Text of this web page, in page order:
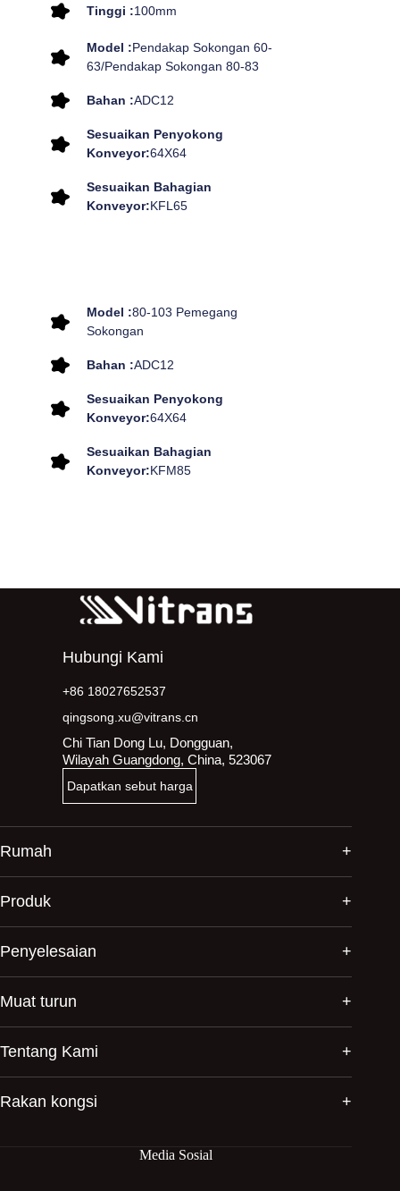
Tinggi :100mm
Model :Pendakap Sokongan 60-
63/Pendakap Sokongan 80-83
Bahan :ADC12
Sesuaikan Penyokong
Konveyor:64X64
Sesuaikan Bahagian
Konveyor:KFL65
Model :80-103 Pemegang
Sokongan
Bahan :ADC12
Sesuaikan Penyokong
Konveyor:64X64
Sesuaikan Bahagian
Konveyor:KFM85
Hubungi Kami
+86 18027652537
qingsong.xu@vitrans.cn
Chi Tian Dong Lu, Dongguan,
Wilayah Guangdong, China, 523067
Dapatkan sebut harga
Rumah
Produk
Penyelesaian
Muat turun
Tentang Kami
Rakan kongsi
Media Sosial